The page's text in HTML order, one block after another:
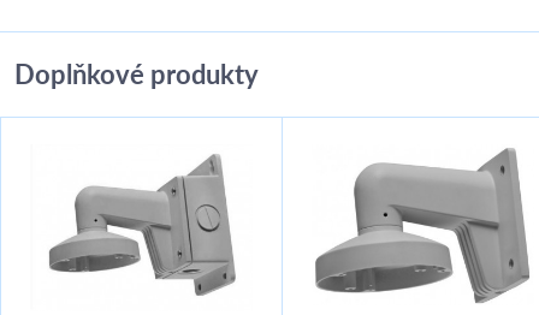
Doplňkové produkty